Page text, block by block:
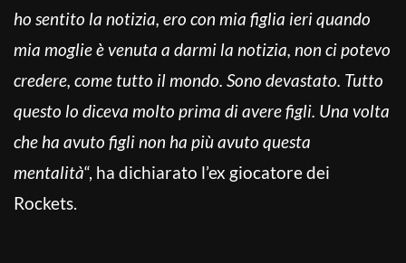
ho sentito la notizia, ero con mia figlia ieri quando
mia moglie è venuta a darmi la notizia, non ci potevo
credere, come tutto il mondo. Sono devastato. Tutto
questo lo diceva molto prima di avere figli. Una volta
che ha avuto figli non ha più avuto questa
mentalità“, ha dichiarato l’ex giocatore dei
Rockets.